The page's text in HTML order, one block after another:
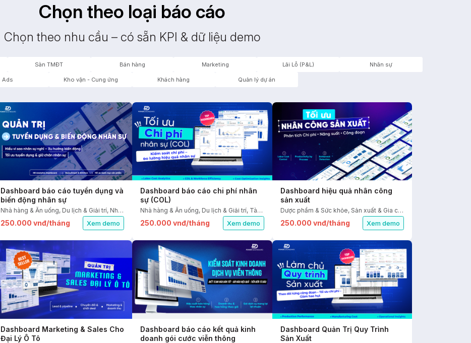
Chọn theo loại báo cáo
Chọn theo nhu cầu – có sẵn KPI & dữ liệu demo
Sàn TMĐT Bán hàng Marketing Lãi Lỗ (P&L) Nhân sự
Ads Kho vận - Cung ứng Khách hàng Quản lý dự án
Dashboard báo cáo tuyển dụng và
biến động nhân sự
Nhà hàng & Ăn uống, Du lịch & Giải trí, Nhân sự
250.000 vnđ/tháng Xem demo
Dashboard báo cáo chi phí nhân
sự (COL)
Nhà hàng & Ăn uống, Du lịch & Giải trí, Tài chính - Kế toán, Nhân sự
250.000 vnđ/tháng Xem demo
Dashboard hiệu quả nhân công
sản xuất
Dược phẩm & Sức khỏe, Sản xuất & Gia công, Mỹ phẩm & Sắc đẹp, Tài chính - Kế toán, Nhân sự
250.000 vnđ/tháng Xem demo
Dashboard Marketing & Sales Cho
Đại Lý Ô Tô
Dashboard báo cáo kết quả kinh
doanh gói cước viễn thông
Dashboard Quản Trị Quy Trình
Sản Xuất